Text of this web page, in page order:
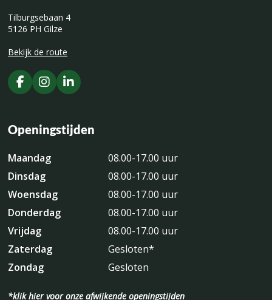
Tilburgsebaan 4
5126 PH Gilze
Bekijk de route
Openingstijden
Maandag
08.00-17.00 uur
Dinsdag
08.00-17.00 uur
Woensdag
08.00-17.00 uur
Donderdag
08.00-17.00 uur
Vrijdag
08.00-17.00 uur
Zaterdag
Gesloten*
Zondag
Gesloten
*klik hier voor onze afwijkende openingstijden